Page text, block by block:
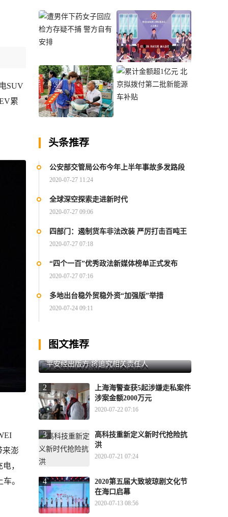
SUV
累
来澎
，
。
遭男伴下药女子回应检
方存疑不捕 警方自有安
排
上海市静安区打造新时
代文明实践“静安样本”
实践立“巢”头
头条推荐
公安部交管局公布今年上半年事故多发路段
2020-07-27 11:24
全球深空探索走进新时代
2020-07-27 09:06
四部门：遏制货车非法改装 严厉打击百吨王
2020-07-27 07:18
“四个一百”优秀政法新媒体榜单正式发布
2020-07-27 07:16
多地出台稳外贸稳外资“加强版”举措
2020-07-24 09:11
图文推荐
平安经出版方:将追究相关责任人
2
上海海警查获5起涉嫌走私案件
涉案金额2000万元
2020-07-22 07:16
3
高科技重新定义新时代抢险抗
洪
2020-07-21 07:24
4
2020第五届大致坡琼剧文化节
在海口启幕
2020-07-13 08:56